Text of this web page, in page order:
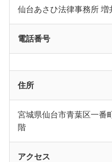
仙台あさひ法律事務所 増
電話番号
住所
宮城県仙台市青葉区一番
階
アクセス